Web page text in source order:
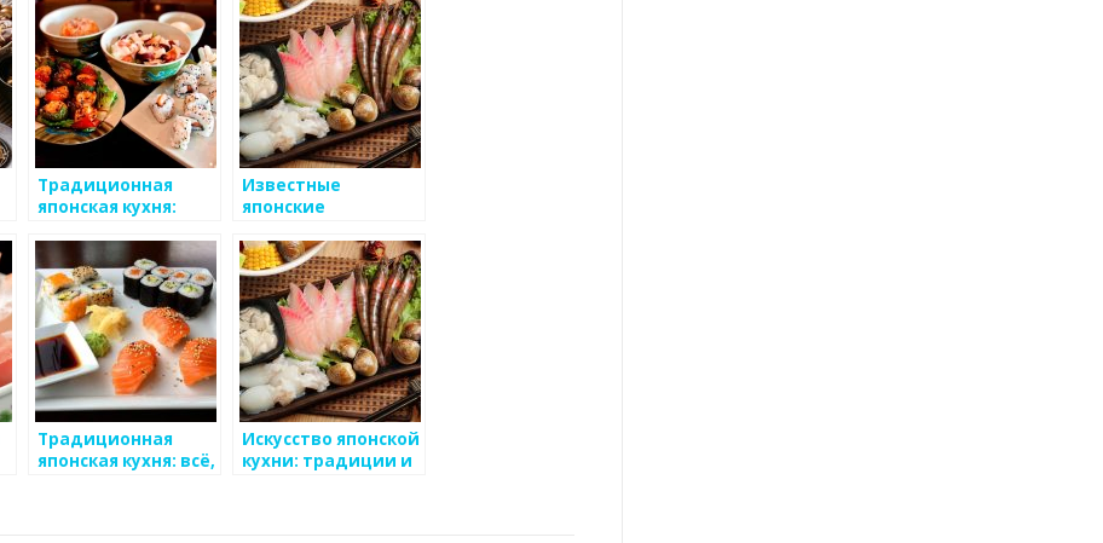
Традиционная
японская кухня:
гастрономии
Известные
японские
еде и кухне
Традиционная
японская кухня: всё,
Искусство японской
кухни: традиции и